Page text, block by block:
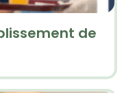
de